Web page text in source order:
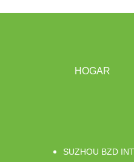
HOGAR
SUZHOU BZD